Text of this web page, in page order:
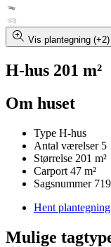
Vis plantegning (+2)
H-hus 201 m²
Om huset
Type H-hus
Antal værelser 5
Størrelse 201 m²
Carport 47 m²
Sagsnummer
Hent plantegning
Mulige